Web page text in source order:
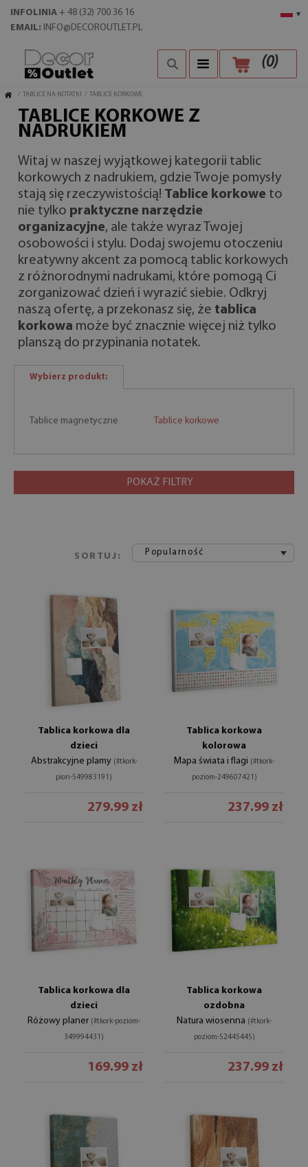
▾
INFOLINIA + 48 (32) 700 36 16
EMAIL: INFO@DECOROUTLET.PL
(0)
/ TABLICE NA NOTATKI / TABLICE KORKOWE
TABLICE KORKOWE Z
NADRUKIEM
Witaj w naszej wyjątkowej kategorii tablic
korkowych z nadrukiem, gdzie Twoje pomysły
stają się rzeczywistością! Tablice korkowe to
nie tylko praktyczne narzędzie
organizacyjne, ale także wyraz Twojej
osobowości i stylu. Dodaj swojemu otoczeniu
kreatywny akcent za pomocą tablic korkowych
z różnorodnymi nadrukami, które pomogą Ci
zorganizować dzień i wyrazić siebie. Odkryj
naszą ofertę, a przekonasz się, że tablica
korkowa może być znacznie więcej niż tylko
planszą do przypinania notatek.
Wybierz produkt:
Tablice magnetyczne Tablice korkowe
POKAŻ FILTRY
SORTUJ: Popularność
Tablica korkowa dla
dzieci
Abstrakcyjne plamy (#tkork-
pion-549983191)
279.99 zł
Tablica korkowa
kolorowa
Mapa świata i flagi (#tkork-
poziom-249607421)
237.99 zł
Tablica korkowa dla
dzieci
Różowy planer (#tkork-poziom-
349994431)
169.99 zł
Tablica korkowa
ozdobna
Natura wiosenna (#tkork-
poziom-52445445)
237.99 zł